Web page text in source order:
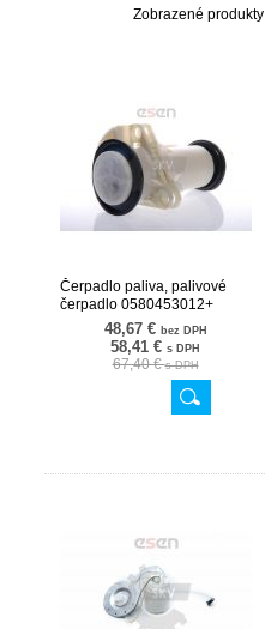
Zobrazené produkty
Čerpadlo paliva, palivové
čerpadlo 0580453012+
02SKV73448,67 € bez DPH
58,41 € s DPH
67,40 €s DPH